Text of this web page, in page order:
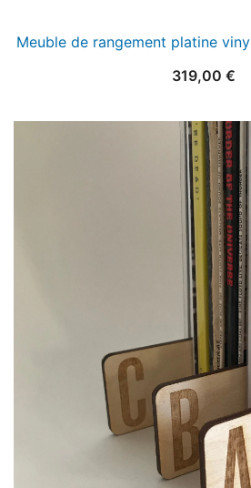
Meuble de rangement platine
319,00 €